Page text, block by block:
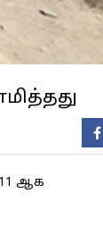
ஆக